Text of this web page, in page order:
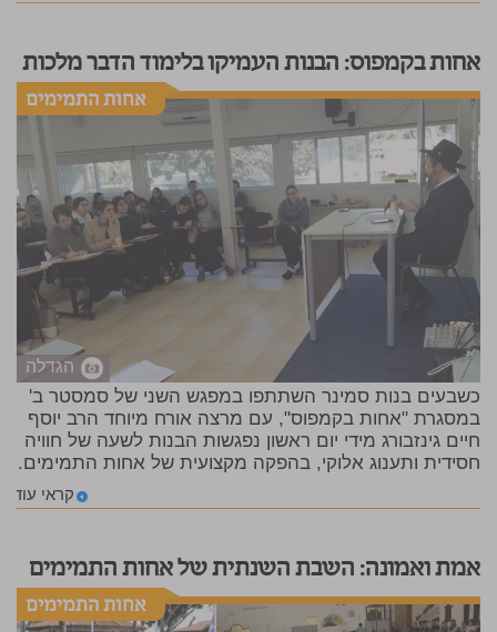
אחות בקמפוס: הבנות העמיקו בלימוד הדבר מלכות
הגדלה
כשבעים בנות סמינר השתתפו במפגש השני של סמסטר ב'
במסגרת "אחות בקמפוס", עם מרצה אורח מיוחד הרב יוסף
חיים גינזבורג מידי יום ראשון נפגשות הבנות לשעה של חוויה
חסידית ותענוג אלוקי, בהפקה מקצועית של אחות התמימים.
קראי עוד
אמת ואמונה: השבת השנתית של אחות התמימים